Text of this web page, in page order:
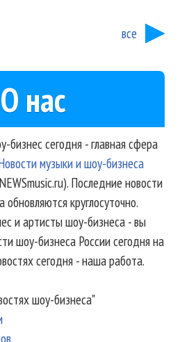
все
О нас
бизнес сегодня - главная сфера
музыки и шоу-бизнеса
Последние новости
круглосуточно.
и артисты шоу-бизнеса - вы
шоу-бизнеса России сегодня на
сегодня - наша работа.
шоу-бизнеса"